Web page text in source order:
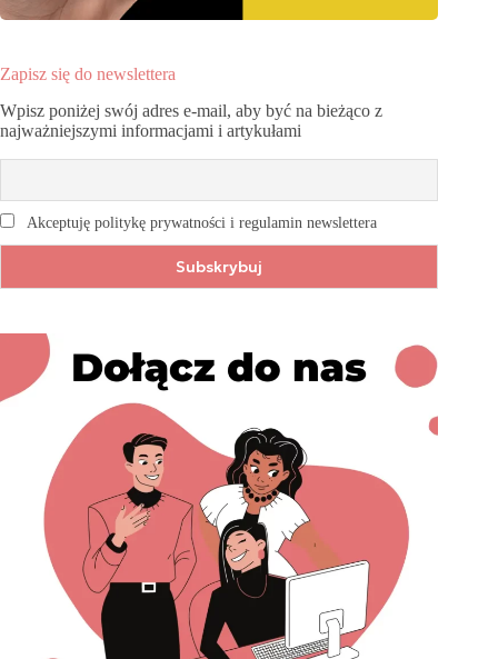
Zapisz się do newslettera
Wpisz poniżej swój adres e-mail, aby być na bieżąco z
najważniejszymi informacjami i artykułami
Akceptuję politykę prywatności i regulamin newslettera